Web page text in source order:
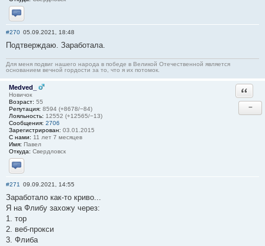
Отправить личное сообщение
#270 05.09.2021, 18:48
Подтверждаю. Заработала.
Для меня подвиг нашего народа в победе в Великой Отечественной является
основанием вечной гордости за то, что я их потомок.
Medved_
Новичок
Возраст: 55
Репутация: 8594 (+8678/−84)
Лояльность: 12552 (+12565/−13)
Сообщения: 2706
Зарегистрирован: 03.01.2015
С нами: 11 лет 7 месяцев
Имя: Павел
Откуда: Свердловск
Отправить личное сообщение
−
#271 09.09.2021, 14:55
Заработало как-то криво...
Я на Флибу захожу через:
1. тор
2. веб-прокси
3. Флиба